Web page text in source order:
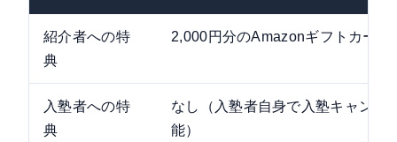
紹介者への特
典
2,000円分のAmazonギフトカード
入塾者への特
典
なし（入塾者自身で入塾キャンペ
能）